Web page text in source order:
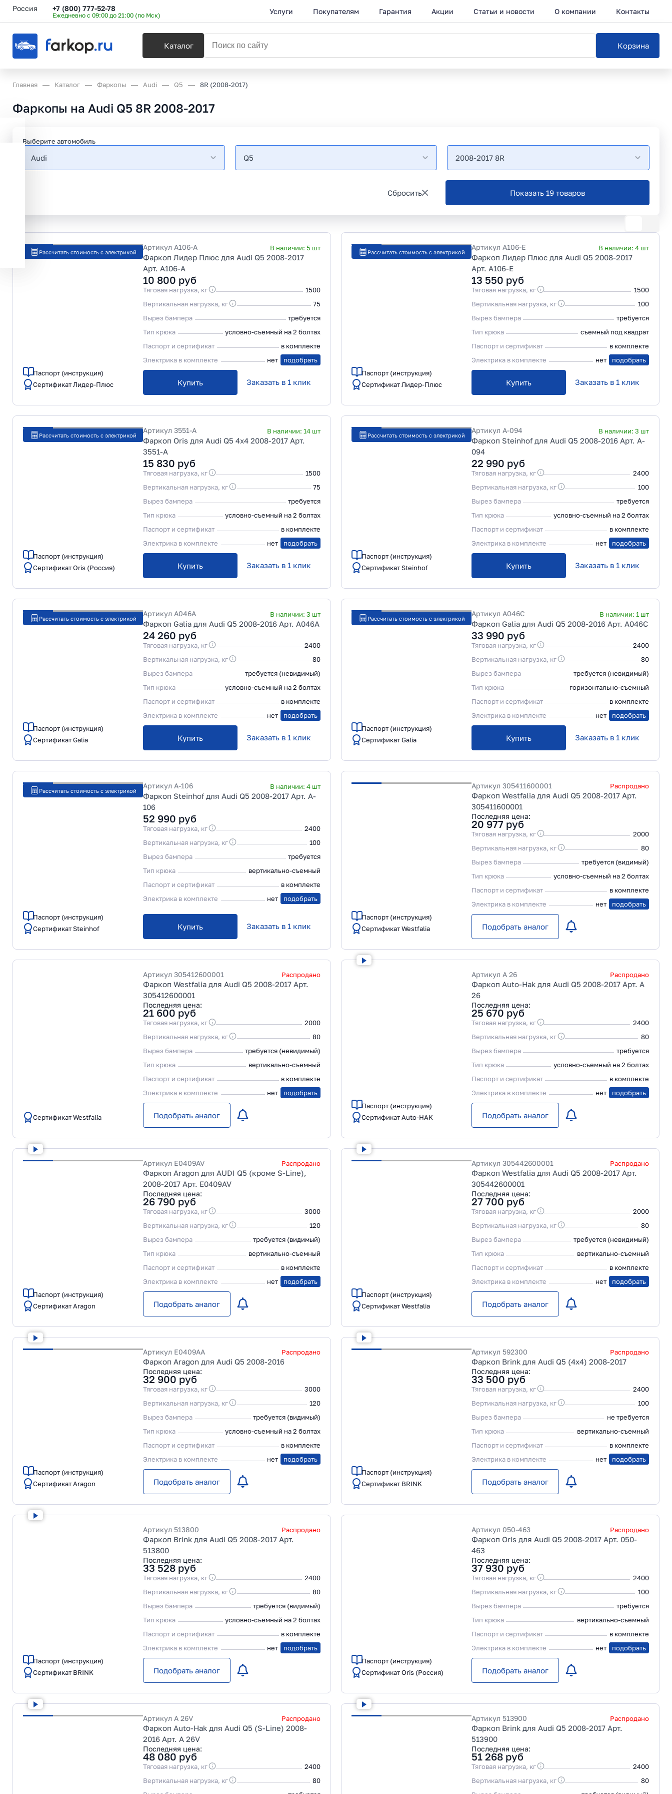
Россия +7 (800) 777-52-78
Ежедневно с 09:00 до 21:00 (по Мск) Услуги Покупателям Гарантия Акции Статьи и новости О компании Контакты
Каталог Корзина
Главная Каталог Фаркопы Audi Q5 8R (2008-2017)
Фаркопы на Audi Q5 8R 2008-2017
Выберите автомобиль
Audi Q5 2008-2017 8R
Сбросить Показать 19 товаров
Рассчитать стоимость с электрикой
Паспорт (инструкция)
Сертификат Лидер-Плюс
Артикул A106-A В наличии: 5 шт
Фаркоп Лидер Плюс для Audi Q5 2008-2017
Арт. A106-A
10 800 руб
Тяговая нагрузка, кг
1500
Вертикальная нагрузка, кг
75
Вырез бампера
требуется
Тип крюка
условно-съемный на 2 болтах
Паспорт и сертификат
в комплекте
Электрика в комплекте
нет подобрать
Купить Заказать в 1 клик
Рассчитать стоимость с электрикой
Паспорт (инструкция)
Сертификат Лидер-Плюс
Артикул A106-E В наличии: 4 шт
Фаркоп Лидер Плюс для Audi Q5 2008-2017
Арт. A106-E
13 550 руб
Тяговая нагрузка, кг
1500
Вертикальная нагрузка, кг
100
Вырез бампера
требуется
Тип крюка
съемный под квадрат
Паспорт и сертификат
в комплекте
Электрика в комплекте
нет подобрать
Купить Заказать в 1 клик
Рассчитать стоимость с электрикой
Паспорт (инструкция)
Сертификат Oris (Россия)
Артикул 3551-A В наличии: 14 шт
Фаркоп Oris для Audi Q5 4x4 2008-2017 Арт.
3551-A
15 830 руб
Тяговая нагрузка, кг
1500
Вертикальная нагрузка, кг
75
Вырез бампера
требуется
Тип крюка
условно-съемный на 2 болтах
Паспорт и сертификат
в комплекте
Электрика в комплекте
нет подобрать
Купить Заказать в 1 клик
Рассчитать стоимость с электрикой
Паспорт (инструкция)
Сертификат Steinhof
Артикул A-094 В наличии: 3 шт
Фаркоп Steinhof для Audi Q5 2008-2016 Арт. A-
094
22 990 руб
Тяговая нагрузка, кг
2400
Вертикальная нагрузка, кг
100
Вырез бампера
требуется
Тип крюка
условно-съемный на 2 болтах
Паспорт и сертификат
в комплекте
Электрика в комплекте
нет подобрать
Купить Заказать в 1 клик
Рассчитать стоимость с электрикой
Паспорт (инструкция)
Сертификат Galia
Артикул A046A В наличии: 3 шт
Фаркоп Galia для Audi Q5 2008-2016 Арт. A046A
24 260 руб
Тяговая нагрузка, кг
2400
Вертикальная нагрузка, кг
80
Вырез бампера
требуется (невидимый)
Тип крюка
условно-съемный на 2 болтах
Паспорт и сертификат
в комплекте
Электрика в комплекте
нет подобрать
Купить Заказать в 1 клик
Рассчитать стоимость с электрикой
Паспорт (инструкция)
Сертификат Galia
Артикул A046C В наличии: 1 шт
Фаркоп Galia для Audi Q5 2008-2016 Арт. A046C
33 990 руб
Тяговая нагрузка, кг
2400
Вертикальная нагрузка, кг
80
Вырез бампера
требуется (невидимый)
Тип крюка
горизонтально-съемный
Паспорт и сертификат
в комплекте
Электрика в комплекте
нет подобрать
Купить Заказать в 1 клик
Рассчитать стоимость с электрикой
Паспорт (инструкция)
Сертификат Steinhof
Артикул A-106 В наличии: 4 шт
Фаркоп Steinhof для Audi Q5 2008-2017 Арт. A-
106
52 990 руб
Тяговая нагрузка, кг
2400
Вертикальная нагрузка, кг
100
Вырез бампера
требуется
Тип крюка
вертикально-съемный
Паспорт и сертификат
в комплекте
Электрика в комплекте
нет подобрать
Купить Заказать в 1 клик
Паспорт (инструкция)
Сертификат Westfalia
Артикул 305411600001 Распродано
Фаркоп Westfalia для Audi Q5 2008-2017 Арт.
305411600001
Последняя цена:
20 977 руб
Тяговая нагрузка, кг
2000
Вертикальная нагрузка, кг
80
Вырез бампера
требуется (видимый)
Тип крюка
условно-съемный на 2 болтах
Паспорт и сертификат
в комплекте
Электрика в комплекте
нет подобрать
Подобрать аналог
Сертификат Westfalia
Артикул 305412600001 Распродано
Фаркоп Westfalia для Audi Q5 2008-2017 Арт.
305412600001
Последняя цена:
21 600 руб
Тяговая нагрузка, кг
2000
Вертикальная нагрузка, кг
80
Вырез бампера
требуется (невидимый)
Тип крюка
вертикально-съемный
Паспорт и сертификат
в комплекте
Электрика в комплекте
нет подобрать
Подобрать аналог
Паспорт (инструкция)
Сертификат Auto-HAK
Артикул A 26 Распродано
Фаркоп Auto-Hak для Audi Q5 2008-2017 Арт. A
26
Последняя цена:
25 670 руб
Тяговая нагрузка, кг
2400
Вертикальная нагрузка, кг
80
Вырез бампера
требуется
Тип крюка
условно-съемный на 2 болтах
Паспорт и сертификат
в комплекте
Электрика в комплекте
нет подобрать
Подобрать аналог
Паспорт (инструкция)
Сертификат Aragon
Артикул E0409AV Распродано
Фаркоп Aragon для AUDI Q5 (кроме S-Line),
2008-2017 Арт. E0409AV
Последняя цена:
26 790 руб
Тяговая нагрузка, кг
3000
Вертикальная нагрузка, кг
120
Вырез бампера
требуется (видимый)
Тип крюка
вертикально-съемный
Паспорт и сертификат
в комплекте
Электрика в комплекте
нет подобрать
Подобрать аналог
Паспорт (инструкция)
Сертификат Westfalia
Артикул 305442600001 Распродано
Фаркоп Westfalia для Audi Q5 2008-2017 Арт.
305442600001
Последняя цена:
27 700 руб
Тяговая нагрузка, кг
2000
Вертикальная нагрузка, кг
80
Вырез бампера
требуется (невидимый)
Тип крюка
вертикально-съемный
Паспорт и сертификат
в комплекте
Электрика в комплекте
нет подобрать
Подобрать аналог
Паспорт (инструкция)
Сертификат Aragon
Артикул E0409AA Распродано
Фаркоп Aragon для Audi Q5 2008-2016
Последняя цена:
32 900 руб
Тяговая нагрузка, кг
3000
Вертикальная нагрузка, кг
120
Вырез бампера
требуется (видимый)
Тип крюка
условно-съемный на 2 болтах
Паспорт и сертификат
в комплекте
Электрика в комплекте
нет подобрать
Подобрать аналог
Паспорт (инструкция)
Сертификат BRINK
Артикул 592300 Распродано
Фаркоп Brink для Audi Q5 (4x4) 2008-2017
Последняя цена:
33 500 руб
Тяговая нагрузка, кг
2400
Вертикальная нагрузка, кг
100
Вырез бампера
не требуется
Тип крюка
вертикально-съемный
Паспорт и сертификат
в комплекте
Электрика в комплекте
нет подобрать
Подобрать аналог
Паспорт (инструкция)
Сертификат BRINK
Артикул 513800 Распродано
Фаркоп Brink для Audi Q5 2008-2017 Арт.
513800
Последняя цена:
33 528 руб
Тяговая нагрузка, кг
2400
Вертикальная нагрузка, кг
80
Вырез бампера
требуется (видимый)
Тип крюка
условно-съемный на 2 болтах
Паспорт и сертификат
в комплекте
Электрика в комплекте
нет подобрать
Подобрать аналог
Паспорт (инструкция)
Сертификат Oris (Россия)
Артикул 050-463 Распродано
Фаркоп Oris для Audi Q5 2008-2017 Арт. 050-
463
Последняя цена:
37 930 руб
Тяговая нагрузка, кг
2400
Вертикальная нагрузка, кг
100
Вырез бампера
требуется
Тип крюка
вертикально-съемный
Паспорт и сертификат
в комплекте
Электрика в комплекте
нет подобрать
Подобрать аналог
Артикул A 26V Распродано
Фаркоп Auto-Hak для Audi Q5 (S-Line) 2008-
2016 Арт. A 26V
Последняя цена:
48 080 руб
Тяговая нагрузка, кг
2400
Вертикальная нагрузка, кг
80
Артикул 513900 Распродано
Фаркоп Brink для Audi Q5 2008-2017 Арт.
513900
Последняя цена:
51 268 руб
Тяговая нагрузка, кг
2400
Вертикальная нагрузка, кг
80